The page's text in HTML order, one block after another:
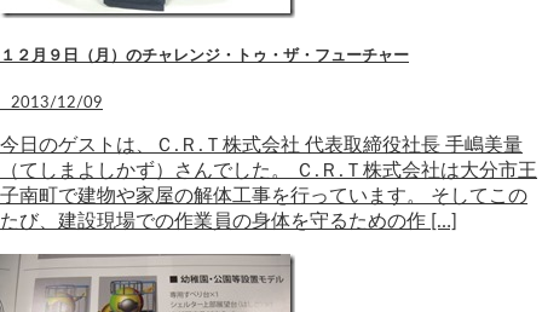
１２月９日（月）のチャレンジ・トゥ・ザ・フューチャー
2013/12/09
今日のゲストは、Ｃ.Ｒ.Ｔ株式会社 代表取締役社長 手嶋美量
（てしまよしかず）さんでした。 Ｃ.Ｒ.Ｔ株式会社は大分市王
子南町で建物や家屋の解体工事を行っています。 そしてこの
たび、建設現場での作業員の身体を守るための作 […]